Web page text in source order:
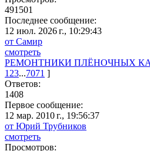
491501
Последнее сообщение:
12 июл. 2026 г., 10:29:43
от Самир
смотреть
РЕМОНТНИКИ ПЛЁНОЧНЫХ
1 23...7071 ]
Ответов:
1408
Первое сообщение:
12 мар. 2010 г., 19:56:37
от Юрий Трубников
смотреть
Просмотров: